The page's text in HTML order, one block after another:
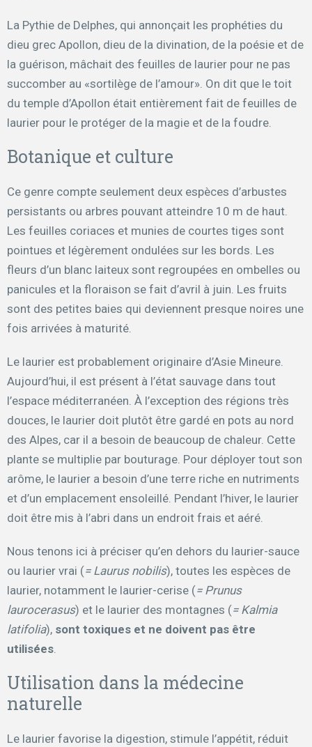
La Pythie de Delphes, qui annonçait les prophéties du
dieu grec Apollon, dieu de la divination, de la poésie et de
la guérison, mâchait des feuilles de laurier pour ne pas
succomber au «sortilège de l’amour». On dit que le toit
du temple d’Apollon était entièrement fait de feuilles de
laurier pour le protéger de la magie et de la foudre.
Botanique et culture
Ce genre compte seulement deux espèces d’arbustes
persistants ou arbres pouvant atteindre 10 m de haut.
Les feuilles coriaces et munies de courtes tiges sont
pointues et légèrement ondulées sur les bords. Les
fleurs d’un blanc laiteux sont regroupées en ombelles ou
panicules et la floraison se fait d’avril à juin. Les fruits
sont des petites baies qui deviennent presque noires une
fois arrivées à maturité.
Le laurier est probablement originaire d’Asie Mineure.
Aujourd’hui, il est présent à l’état sauvage dans tout
l’espace méditerranéen. À l’exception des régions très
douces, le laurier doit plutôt être gardé en pots au nord
des Alpes, car il a besoin de beaucoup de chaleur. Cette
plante se multiplie par bouturage. Pour déployer tout son
arôme, le laurier a besoin d’une terre riche en nutriments
et d’un emplacement ensoleillé. Pendant l’hiver, le laurier
doit être mis à l’abri dans un endroit frais et aéré.
Nous tenons ici à préciser qu’en dehors du laurier-sauce
ou laurier vrai (= Laurus nobilis), toutes les espèces de
laurier, notamment le laurier-cerise (= Prunus
laurocerasus) et le laurier des montagnes (= Kalmia
latifolia), sont toxiques et ne doivent pas être
utilisées.
Utilisation dans la médecine
naturelle
Le laurier favorise la digestion, stimule l’appétit, réduit